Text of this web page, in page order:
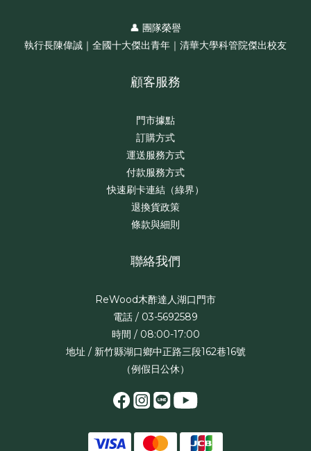
👤 團隊榮譽
執行長陳偉誠｜全國十大傑出青年｜清華大學科管院傑出校友
顧客服務
門市據點
訂購方式
運送服務方式
付款服務方式
快速刷卡連結（綠界）
退換貨政策
條款與細則
聯絡我們
ReWood木酢達人湖口門市
電話 / 03-5692589
時間 / 08:00-17:00
地址 / 新竹縣湖口鄉中正路三段162巷16號
（例假日公休）